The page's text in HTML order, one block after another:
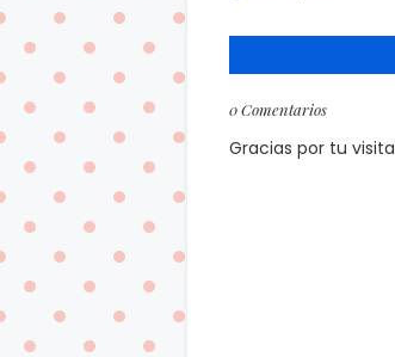
0 Comentarios
Gracias por tu visita